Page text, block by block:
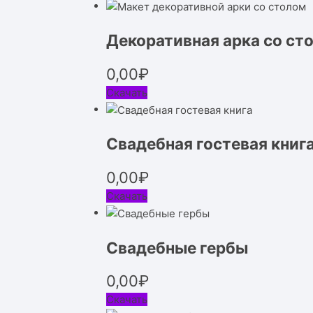
Декоративная арка со
0,00₽
Скачать
Свадебная гостевая
0,00₽
Скачать
Свадебные гербы
0,00₽
Скачать